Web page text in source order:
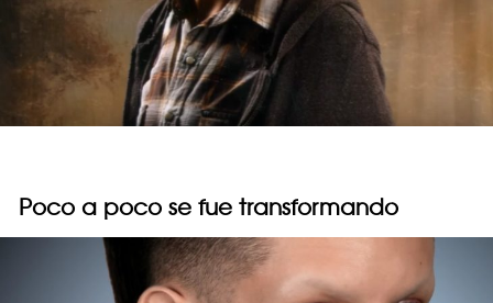
Poco a poco se fue transformando